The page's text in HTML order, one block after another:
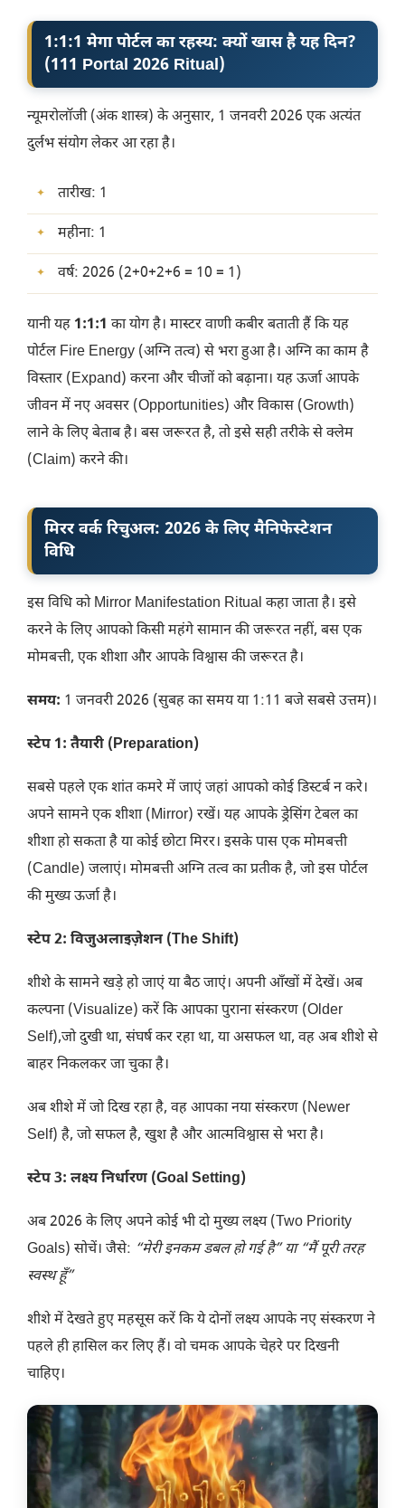
​1:1:1 मेगा पोर्टल का रहस्य: क्यों खास है यह दिन?
(111 Portal 2026 Ritual)
​न्यूमरोलॉजी (अंक शास्त्र) के अनुसार, 1 जनवरी 2026 एक अत्यंत
दुर्लभ संयोग लेकर आ रहा है।
​तारीख: 1
​महीना: 1
​वर्ष: 2026 (2+0+2+6 = 10 = 1)
​यानी यह 1:1:1 का योग है। मास्टर वाणी कबीर बताती हैं कि यह
पोर्टल Fire Energy (अग्नि तत्व) से भरा हुआ है। अग्नि का काम है
विस्तार (Expand) करना और चीजों को बढ़ाना। यह ऊर्जा आपके
जीवन में नए अवसर (Opportunities) और विकास (Growth)
लाने के लिए बेताब है। बस जरूरत है, तो इसे सही तरीके से क्लेम
(Claim) करने की।
​मिरर वर्क रिचुअल: 2026 के लिए मैनिफेस्टेशन
विधि
​इस विधि को Mirror Manifestation Ritual कहा जाता है। इसे
करने के लिए आपको किसी महंगे सामान की जरूरत नहीं, बस एक
मोमबत्ती, एक शीशा और आपके विश्वास की जरूरत है।
समय: 1 जनवरी 2026 (सुबह का समय या 1:11 बजे सबसे उत्तम)।
स्टेप 1: तैयारी (Preparation)
​सबसे पहले एक शांत कमरे में जाएं जहां आपको कोई डिस्टर्ब न करे।
अपने सामने एक शीशा (Mirror) रखें। यह आपके ड्रेसिंग टेबल का
शीशा हो सकता है या कोई छोटा मिरर। इसके पास एक मोमबत्ती
(Candle) जलाएं। मोमबत्ती अग्नि तत्व का प्रतीक है, जो इस पोर्टल
की मुख्य ऊर्जा है।
स्टेप 2: विजुअलाइज़ेशन (The Shift)
​शीशे के सामने खड़े हो जाएं या बैठ जाएं। अपनी आँखों में देखें। अब
कल्पना (Visualize) करें कि आपका पुराना संस्करण (Older
Self),जो दुखी था, संघर्ष कर रहा था, या असफल था, वह अब शीशे से
बाहर निकलकर जा चुका है।
अब शीशे में जो दिख रहा है, वह आपका नया संस्करण (Newer
Self) है, जो सफल है, खुश है और आत्मविश्वास से भरा है।
स्टेप 3: लक्ष्य निर्धारण (Goal Setting)
​अब 2026 के लिए अपने कोई भी दो मुख्य लक्ष्य (Two Priority
Goals) सोचें। जैसे: “मेरी इनकम डबल हो गई है” या “मैं पूरी तरह
स्वस्थ हूँ”
शीशे में देखते हुए महसूस करें कि ये दोनों लक्ष्य आपके नए संस्करण ने
पहले ही हासिल कर लिए हैं। वो चमक आपके चेहरे पर दिखनी
चाहिए।